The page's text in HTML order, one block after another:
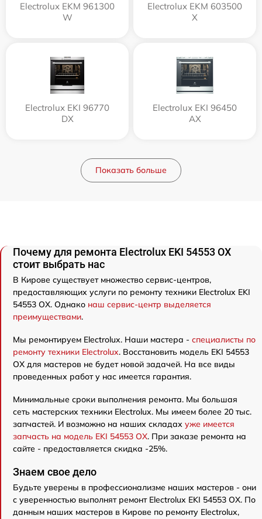
Electrolux EKM 961300
W
Electrolux EKM 603500
X
Electrolux EKI 96770
DX
Electrolux EKI 96450
AX
Показать больше
Почему для ремонта Electrolux EKI 54553 OX
стоит выбрать нас
В Кирове существует множество сервис-центров,
предоставляющих услуги по ремонту техники Electrolux EKI
54553 OX. Однако наш сервис-центр выделяется
преимуществами.
Мы ремонтируем Electrolux. Наши мастера - специалисты по
ремонту техники Electrolux. Восстановить модель EKI 54553
OX для мастеров не будет новой задачей. На все виды
проведенных работ у нас имеется гарантия.
Минимальные сроки выполнения ремонта. Мы большая
сеть мастерских техники Electrolux. Мы имеем более 20 тыс.
запчастей. И возможно на наших складах уже имеется
запчасть на модель EKI 54553 OX. При заказе ремонта на
сайте - предоставляется скидка -25%.
Знаем свое дело
Будьте уверены в профессионализме наших мастеров - они
с уверенностью выполнят ремонт Electrolux EKI 54553 OX. По
данным наших мастеров в Кирове по ремонту Electrolux,